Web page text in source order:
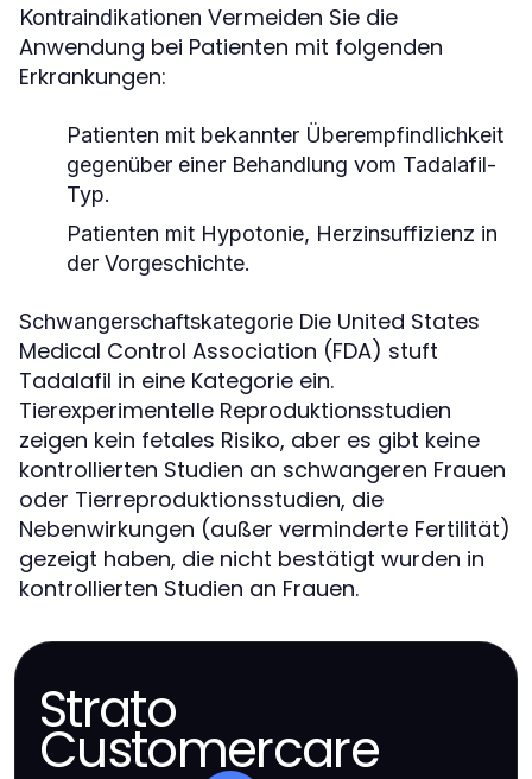
Kontraindikationen Vermeiden Sie die
Anwendung bei Patienten mit folgenden
Erkrankungen:
Patienten mit bekannter Überempfindlichkeit
gegenüber einer Behandlung vom Tadalafil-
Typ.
Patienten mit Hypotonie, Herzinsuffizienz in
der Vorgeschichte.
Schwangerschaftskategorie Die United States
Medical Control Association (FDA) stuft
Tadalafil in eine Kategorie ein.
Tierexperimentelle Reproduktionsstudien
zeigen kein fetales Risiko, aber es gibt keine
kontrollierten Studien an schwangeren Frauen
oder Tierreproduktionsstudien, die
Nebenwirkungen (außer verminderte Fertilität)
gezeigt haben, die nicht bestätigt wurden in
kontrollierten Studien an Frauen.
Strato
Customercare